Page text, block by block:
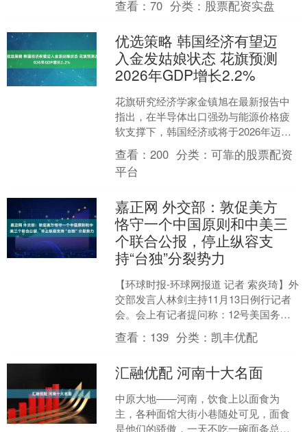
部的支持下，福建福耀....
查看：70 分类： 股票配资实盘
优选策略 韩国经济有望迈
入金发姑娘状态 花旗预测
2026年GDP增长2.2%
花旗研究经济学家金镇旭在最新报告中
指出，在半导体出口强劲与能源价格疲
软支撑下，韩国经济或将于2026年迈
入‘金发姑娘’状态——实现经济过热与过
冷间的平衡状态。 ....
查看：200 分类：可靠的股票配资
平台
嘉正网 外交部：敦促美方
恪守一个中国原则和中美三
个联合公报，停止纵容支
持“台独”分裂势力
【环球时报-环球网报道 记者 索炎琦】外
交部发言人林剑主持11月13日例行记者
会。会上有记者提问称：12号美国务院
发言人就高市早苗“台湾有事”言论回答日
媒的提问....
查看： 139 分类： 凯丰优配
汇融优配 河南十大名面
中原大地——河南，饮食上以面食为
主，各种面馆大街小巷随处可见，面食
是他们的骄傲，一天不吃一碗面条总觉